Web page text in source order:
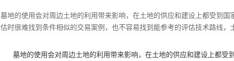
墓地的使用会对周边土地的利用带来影响，在土地的供应和建设上都受到
估时很难找到条件相似的交易案例，也不容易找到能参考的评估技术路线，
墓地的使用会对周边土地的利用带来影响，在土地的供应和建设上都受